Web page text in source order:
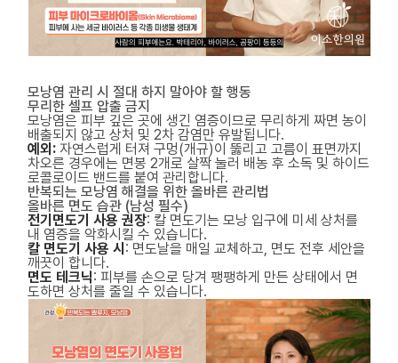
모낭염 관리 시 절대 하지 말아야 할 행동
무리한 셀프 압출 금지
모낭염은 피부 깊은 곳에 생긴 염증이므로 무리하게 짜면 농이
배출되지 않고 상처 및 2차 감염만 유발됩니다.
예외:자연스럽게 터져 구멍(개규)이 뚫리고 고름이 표면까지
차오른 경우에는 면봉 2개로 살짝 눌러 배농 후 소독 및 하이드
로콜로이드 밴드를 붙여 관리합니다.
반복되는 모낭염 해결을 위한 올바른 관리법
올바른 면도 습관 (남성 필수)
전기면도기 사용 권장: 칼 면도기는 모낭 입구에 미세 상처를
내 염증을 악화시킬 수 있습니다.
칼 면도기 사용 시 : 면도날을 매일 교체하고, 면도 전후 세안을
깨끗이 합니다.
면도 테크닉: 피부를 손으로 당겨 팽팽하게 만든 상태에서 면
도하면 상처를 줄일 수 있습니다.